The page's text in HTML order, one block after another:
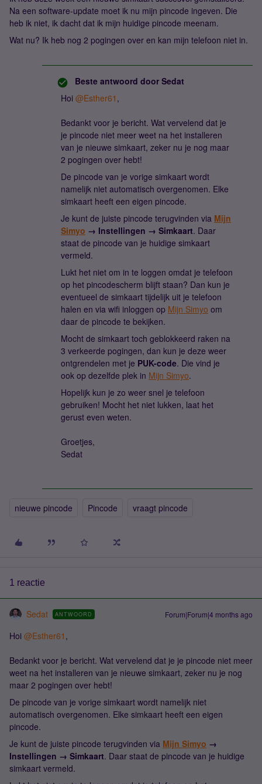
Na een software-update moet ik nu mijn pincode ingeven. Die
heb ik niet, ik dacht dat ik mijn huidige pincode meenam.
Wat nu? Ik heb nog 2 pogingen over en kan mijn telefoon niet in.
Beste antwoord door Sedat
Hoi ​ @Esther61 ,
Bedankt voor je bericht. Wat vervelend dat je
je pincode niet meer weet na het installeren
van je nieuwe simkaart, zeker nu je nog maar
2 pogingen over hebt!
De pincode van je vorige simkaart wordt
namelijk niet automatisch overgenomen. Elke
simkaart heeft een eigen pincode.
Je kunt de juiste pincode terugvinden via Mijn
Simyo → Instellingen → Simkaart. Daar
staat de pincode van je huidige simkaart
vermeld.
Lukt het niet om in te loggen omdat je telefoon
op het pincodescherm blijft staan? Dan kun je
eventueel de simkaart tijdelijk uit je telefoon
halen en via wifi inloggen op Mijn Simyo om
daar de pincode te bekijken.
Mocht de simkaart toch geblokkeerd raken na
3 verkeerde pogingen, dan kun je deze weer
ontgrendelen met je PUK-code. Die vind je
ook op dezelfde plek in Mijn Simyo.
Hopelijk kun je zo weer snel je telefoon
gebruiken! Mocht het niet lukken, laat het
gerust even weten.
Groetjes,
Sedat
nieuwe pincode Pincode vraagt pincode
1 reactie
Sedat ANTWOORD Forum|Forum|4 months ago
Hoi ​ @Esther61 ,
Bedankt voor je bericht. Wat vervelend dat je je pincode niet meer
weet na het installeren van je nieuwe simkaart, zeker nu je nog
maar 2 pogingen over hebt!
De pincode van je vorige simkaart wordt namelijk niet
automatisch overgenomen. Elke simkaart heeft een eigen
pincode.
Je kunt de juiste pincode terugvinden via Mijn Simyo →
Instellingen → Simkaart. Daar staat de pincode van je huidige
simkaart vermeld.